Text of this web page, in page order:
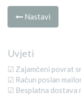
Nastavi
Uvjeti
☑ Zajamčeni povrat
☑ Račun poslan
☑ Besplatna dostava